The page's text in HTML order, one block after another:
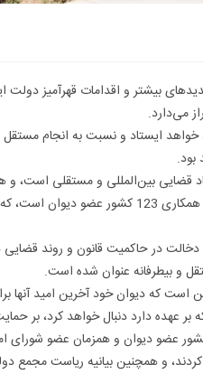
بیشتر و اقدامات قهرآمیز دولت
می‌دارد.
خواهد ایستاد و نسبت به انجام
قضایی بین‌المللى و مستقلی است، و
اساسنامه رم، صورت گرفته است. این نظام قضایی
در حاکمیت قانون و روند
و بیطرفانه عنوان شده است.
است که دیوان خود آخرین امید
بر عهده دارد دنبال خواهد کرد، بر
عضو دیوان و همزمان عضو شورای
و همچنین بیانیه ریاست مجمع